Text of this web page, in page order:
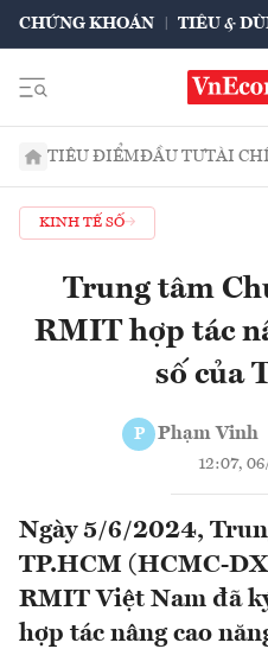
CHỨNG KHOÁN TIÊU &
TIÊU ĐIỂMĐẦU TƯTÀI
KINH TẾ SỐ
Trung tâm
RMIT hợp tác
số của
P Phạm Vinh
12:07,
Ngày 5/6/2024,
TP.HCM (HCMC-
RMIT Việt Nam đã
hợp tác nâng cao